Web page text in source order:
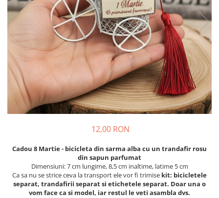
Meniuri & nr de BOTEZ
Plicuri si cartoane pentru INVITATII
TAVA pentru MOT
Cruciulite de BOTEZ
Invitatii BANCHET
Baloane & decoratiuni BOTEZ
Trusouri & Lumanari Botez
Pahare Miri & Nasi
Cocarde nunta
Inmormatare/pomana
Meniuri pentru NUNTA
Decoratiuni NUNTA
12,00 RON
Cadou 8 Martie - bicicleta din sarma alba cu un trandafir rosu
din sapun parfumat
Dimensiuni: 7 cm lungime, 8,5 cm inaltime, latime 5 cm
Ca sa nu se strice ceva la transport ele vor fi trimise kit: bicicletele
separat, trandafirii separat si etichetele separat. Doar una o
vom face ca si model, iar restul le veti asambla dvs.